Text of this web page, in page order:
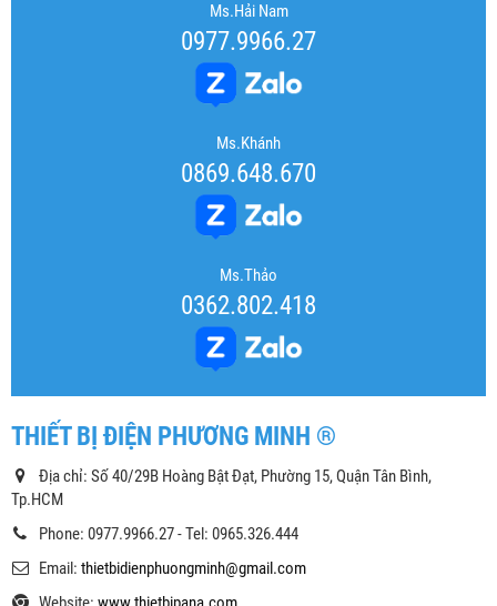
Ms.Hải Nam
0977.9966.27
Ms.Khánh
0869.648.670
Ms.Thảo
0362.802.418
THIẾT BỊ ĐIỆN PHƯƠNG MINH ®
Địa chỉ: Số 40/29B Hoàng Bật Đạt, Phường 15, Quận Tân Bình,
Tp.HCM
Phone: 0977.9966.27 - Tel: 0965.326.444
Email: thietbidienphuongminh@gmail.com